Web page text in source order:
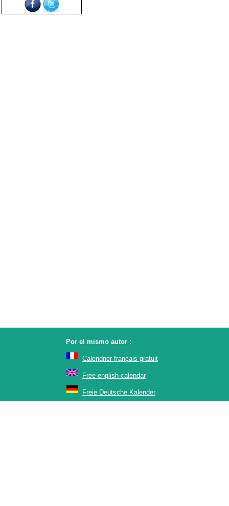
Por el mismo autor :
Calendrier français gratuit
Free english calendar
Freie Deutsche Kalender